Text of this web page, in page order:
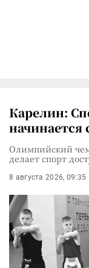
Карелин:
начинается
Олимпийский
делает спорт
8 августа 2026, 09:35